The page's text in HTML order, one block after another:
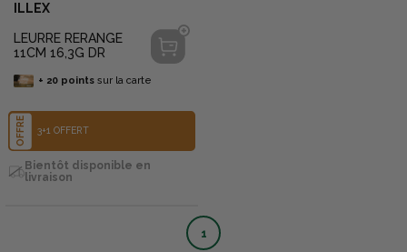
ILLEX
LEURRE RERANGE
11CM 16,3G DR
+ 20pointssur la carte
OFFRE 3+1 OFFERT
Bientôt disponible en
livraison
1